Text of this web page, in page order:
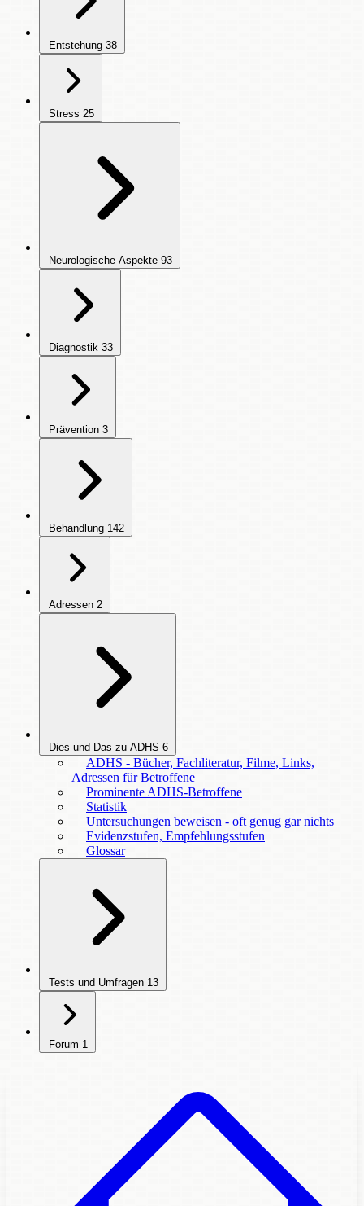
Entstehung 38
Stress 25
Neurologische Aspekte 93
Diagnostik 33
Prävention 3
Behandlung 142
Adressen 2
Dies und Das zu ADHS 6
ADHS - Bücher, Fachliteratur, Filme, Links,
Adressen für Betroffene
Prominente ADHS-Betroffene
Statistik
Untersuchungen beweisen - oft genug gar nichts
Evidenzstufen, Empfehlungsstufen
Glossar
Tests und Umfragen 13
Forum 1